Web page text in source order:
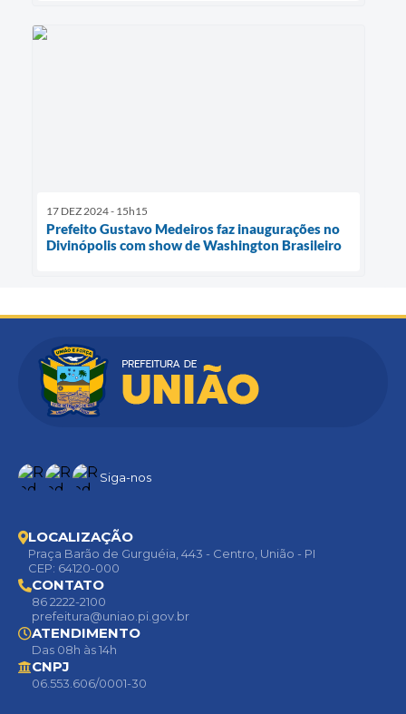
17 DEZ 2024 - 15h15
Prefeito Gustavo Medeiros faz inaugurações no
Divinópolis com show de Washington Brasileiro
Siga-nos
LOCALIZAÇÃO
Praça Barão de Gurguéia, 443 - Centro, União - PI
CEP: 64120-000
CONTATO
86 2222-2100
prefeitura@uniao.pi.gov.br
ATENDIMENTO
Das 08h às 14h
CNPJ
06.553.606/0001-30